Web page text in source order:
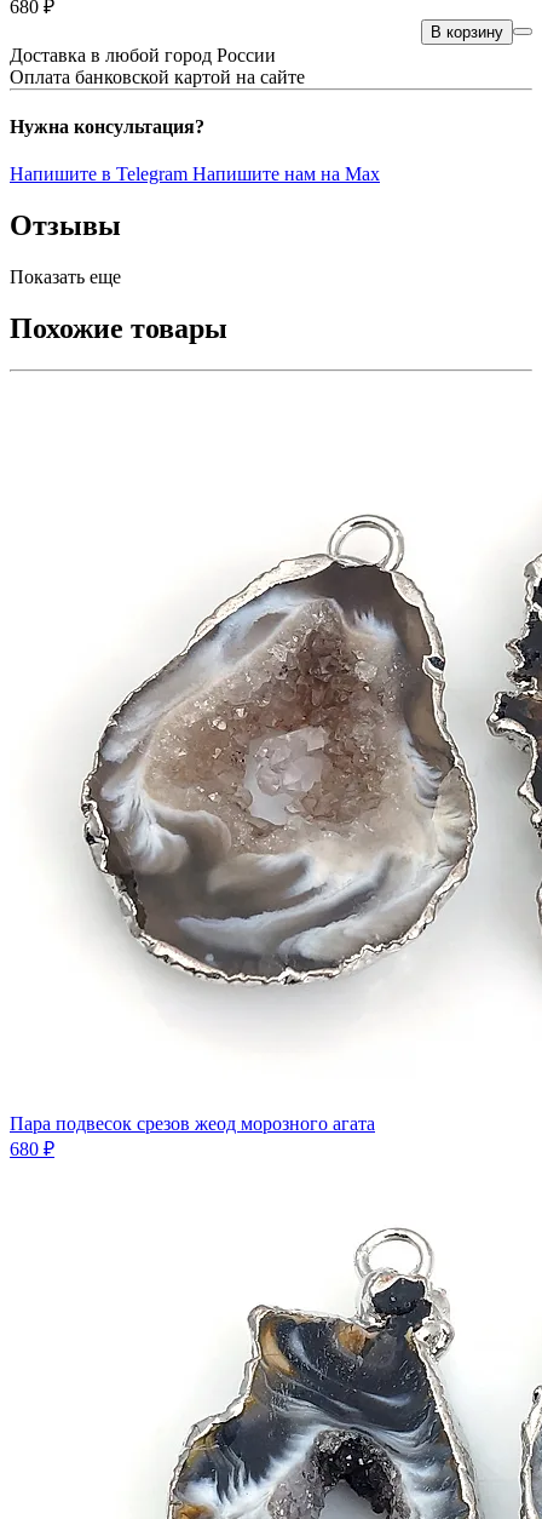
680 ₽
В корзину
Доставка в любой город России
Оплата банковской картой на сайте
Нужна консультация?
Напишите в Telegram Напишите нам на Max
Отзывы
Показать еще
Похожие товары
Пара подвесок срезов жеод морозного агата
680 ₽